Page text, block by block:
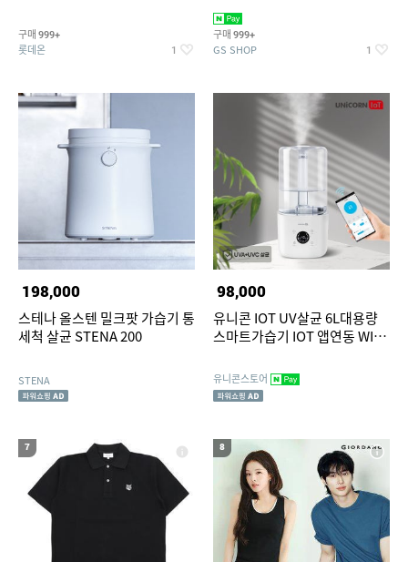
구매 999+
롯데온 1
이비 30m 30롤 1팩
구매 999+
GS SHOP 1
198,000
스테나 올스텐 밀크팟 가습기 통
세척 살균 STENA 200
STENA
98,000
유니콘 IOT UV살균 6L대용량
스마트가습기 IOT 앱연동 WIFI
HM60V
유니콘스토어
7 8